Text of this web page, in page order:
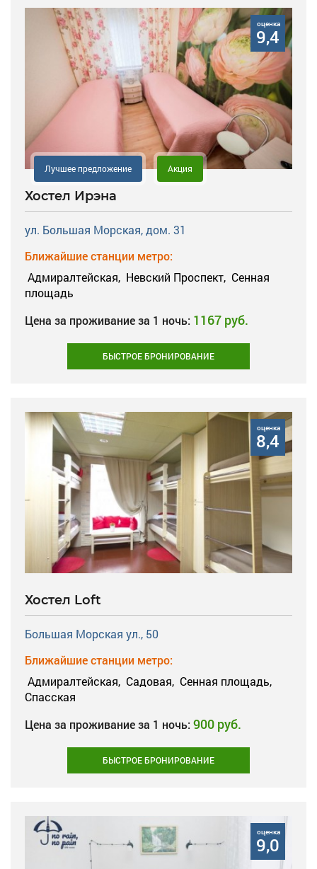
оценка
9,4
Лучшее предложение Акция
Хостел Ирэна
ул. Большая Морская, дом. 31
Ближайшие станции метро:
Адмиралтейская, Невский Проспект, Сенная
площадь
Цена за проживание за 1 ночь: 1167 руб.
БЫСТРОЕ БРОНИРОВАНИЕ
оценка
8,4
Хостел Loft
Большая Морская ул., 50
Ближайшие станции метро:
Адмиралтейская, Садовая, Сенная площадь,
Спасская
Цена за проживание за 1 ночь: 900 руб.
БЫСТРОЕ БРОНИРОВАНИЕ
оценка
9,0